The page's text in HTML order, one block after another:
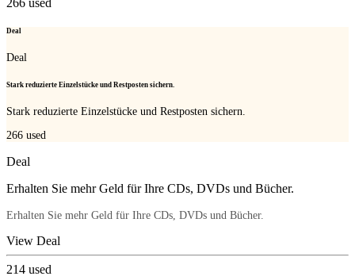
Deal
Deal
Stark reduzierte Einzelstücke und Restposten sichern.
Stark reduzierte Einzelstücke und Restposten sichern.
266 used
Deal
Erhalten Sie mehr Geld für Ihre CDs, DVDs und Bücher.
Erhalten Sie mehr Geld für Ihre CDs, DVDs und Bücher.
View Deal
214 used